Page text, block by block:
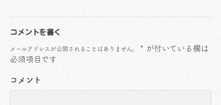
コメントを書く
メールアドレスが公開されることはありません。 * が付いている欄は
必須項目です
コメント